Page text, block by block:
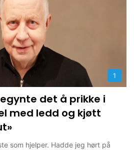
1
det å prikke i
med ledd og kjøtt
som hjelper. Hadde jeg hørt på